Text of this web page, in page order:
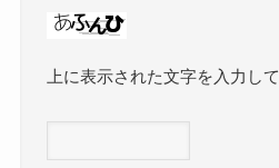
上に表示された文字を入力し